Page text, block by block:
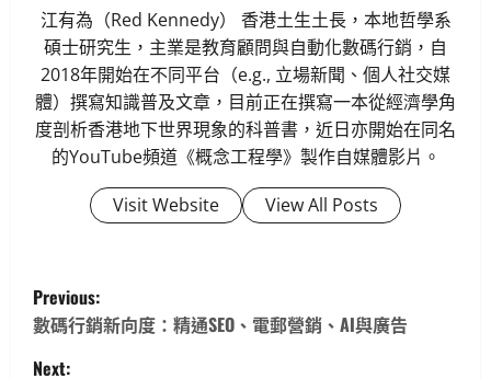
江有為（Red Kennedy） 香港土生土長，本地哲學系
碩士研究生，主業是教育顧問與自動化數碼行銷，自
2018年開始在不同平台（e.g., 立場新聞、個人社交媒
體）撰寫知識普及文章，目前正在撰寫一本從經濟學角
度剖析香港地下世界現象的科普書，近日亦開始在同名
的YouTube頻道《概念工程學》製作自媒體影片。
Visit Website
View All Posts
P
o
Previous:
數碼行銷新向度：精通SEO、電郵營銷、AI與廣告
Next: